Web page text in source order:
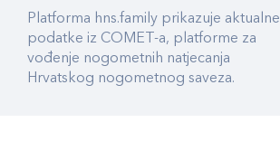
Platforma hns.family prikazuje aktualne
podatke iz COMET-a, platforme za
vođenje nogometnih natjecanja
Hrvatskog nogometnog saveza.